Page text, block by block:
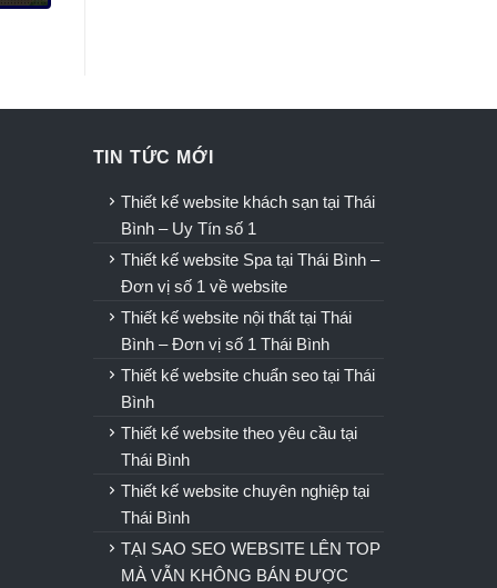
TIN TỨC MỚI
Thiết kế website khách sạn tại Thái
Bình – Uy Tín số 1
Thiết kế website Spa tại Thái Bình –
Đơn vị số 1 về website
Thiết kế website nội thất tại Thái
Bình – Đơn vị số 1 Thái Bình
Thiết kế website chuẩn seo tại Thái
Bình
Thiết kế website theo yêu cầu tại
Thái Bình
Thiết kế website chuyên nghiệp tại
Thái Bình
TẠI SAO SEO WEBSITE LÊN TOP
MÀ VẪN KHÔNG BÁN ĐƯỢC